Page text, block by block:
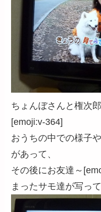
ちょんぼさんと権次
[emoji:v-364]
おうちの中での様子
があって、
その後にお友達～
まったサモ達が写っ